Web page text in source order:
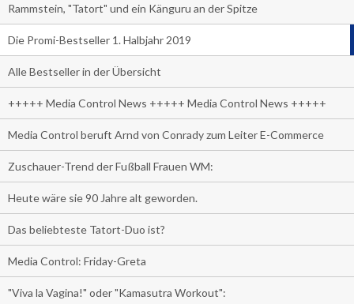
Rammstein, "Tatort" und ein Känguru an der Spitze
Die Promi-Bestseller 1. Halbjahr 2019
Alle Bestseller in der Übersicht
+++++ Media Control News +++++ Media Control News +++++
Media Control beruft Arnd von Conrady zum Leiter E-Commerce
Zuschauer-Trend der Fußball Frauen WM:
Heute wäre sie 90 Jahre alt geworden.
Das beliebteste Tatort-Duo ist?
Media Control: Friday-Greta
"Viva la Vagina!" oder "Kamasutra Workout":